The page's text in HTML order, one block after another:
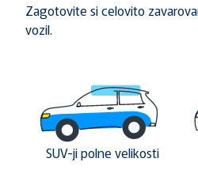
Zagotovite si celovito
vozil.
SUV-ji polne velikosti